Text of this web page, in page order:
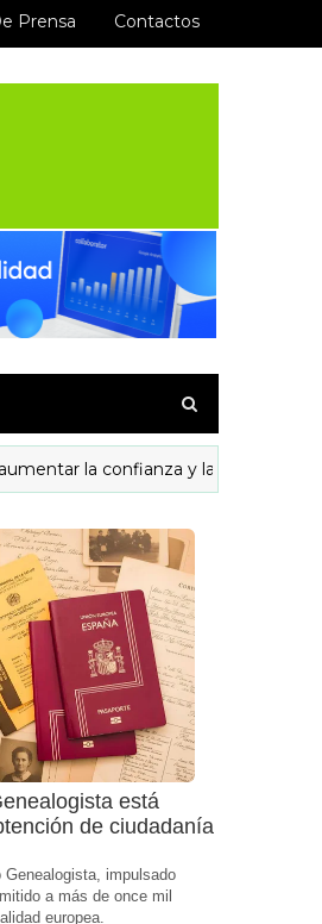
Prensa Contactos
la confianza y las visitas recurrentes
está
de ciudadanía
Genealogista, impulsado
a más de once mil
europea.